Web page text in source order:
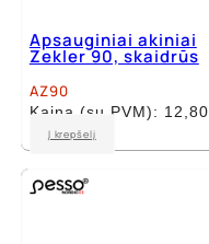
Apsauginiai akiniai
Zekler 90, skaidrūs
AZ90
Kaina (su PVM): 12,80
Į krepšelį